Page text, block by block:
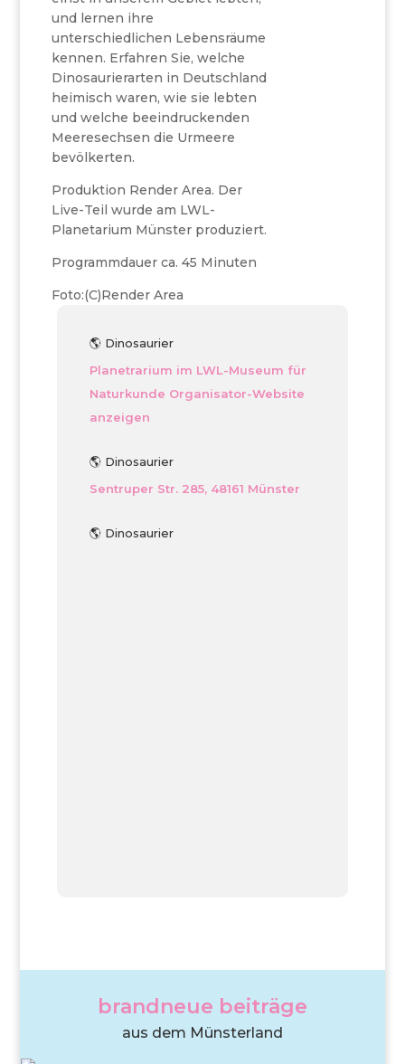
und lernen ihre
unterschiedlichen Lebensräume
kennen. Erfahren Sie, welche
Dinosaurierarten in Deutschland
heimisch waren, wie sie lebten
und welche beeindruckenden
Meeresechsen die Urmeere
bevölkerten.
Produktion Render Area. Der
Live-Teil wurde am LWL-
Planetarium Münster produziert.
Programmdauer ca. 45 Minuten
Foto:(C)Render Area
🌎 Dinosaurier
Planetrarium im LWL-Museum für
Naturkunde Organisator-Website
anzeigen
🌎 Dinosaurier
Sentruper Str. 285, 48161 Münster
🌎 Dinosaurier
brandneue beiträge
aus dem Münsterland